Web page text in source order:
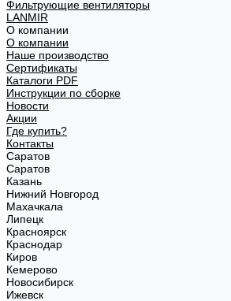
Фильтрующие вентиляторы
LANMIR
О компании
О компании
Наше производство
Сертификаты
Каталоги PDF
Инструкции по сборке
Новости
Акции
Где купить?
Контакты
Саратов
Саратов
Казань
Нижний Новгород
Махачкала
Липецк
Красноярск
Краснодар
Киров
Кемерово
Новосибирск
Ижевск